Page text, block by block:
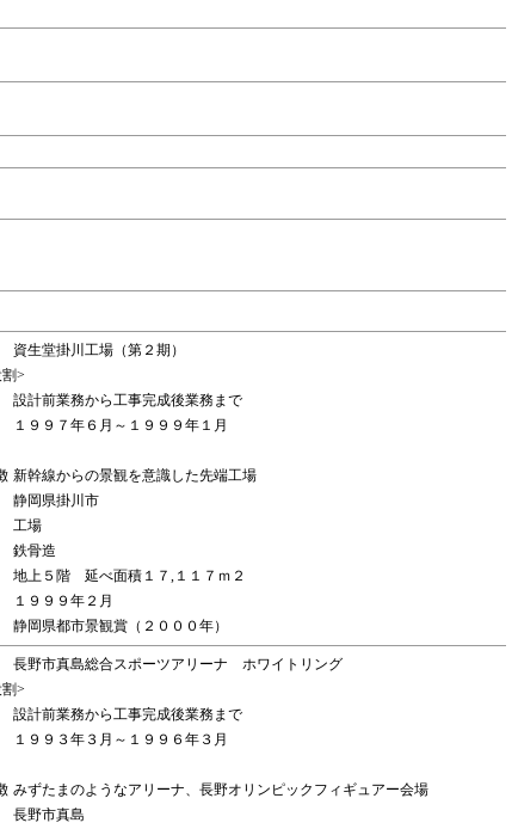
資生堂掛川工場（第２期）
>
設計前業務から工事完成後業務まで
１９９７年６月～１９９９年１月
新幹線からの景観を意識した先端工場
静岡県掛川市
工場
鉄骨造
地上５階 延べ面積１７,１１７ｍ２
１９９９年２月
静岡県都市景観賞（２０００年）
長野市真島総合スポーツアリーナ ホワイトリング
>
設計前業務から工事完成後業務まで
１９９３年３月～１９９６年３月
みずたまのようなアリーナ、長野オリンピックフィギュアー会場
長野市真島